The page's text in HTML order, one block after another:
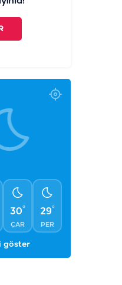
30°
ÇAR
29°
PER
göster